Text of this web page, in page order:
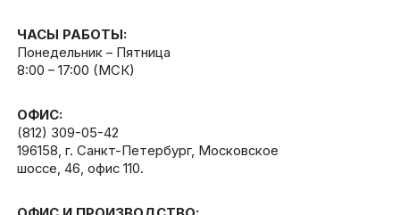
ЧАСЫ РАБОТЫ:
Понедельник – Пятница
8:00 – 17:00 (МСК)
ОФИС:
(812) 309-05-42
196158, г. Санкт-Петербург, Московское
шоссе, 46, офис 110.